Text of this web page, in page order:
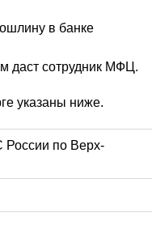
в банке
даст сотрудник МФЦ.
указаны ниже.
по Верх-